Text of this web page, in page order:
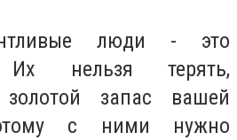
люди - это
Их нельзя терять,
запас вашей
с ними нужно